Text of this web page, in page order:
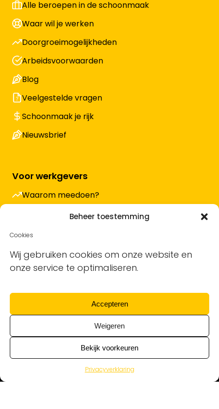
Beheer toestemming
Cookies
Wij gebruiken cookies om onze website en
onze service te optimaliseren.
Accepteren
Weigeren
Bekijk voorkeuren
Privacyverklaring
Alle beroepen in de schoonmaak
Waar wil je werken
Doorgroeimogelijkheden
Arbeidsvoorwaarden
Blog
Veelgestelde vragen
Schoonmaak je rijk
Nieuwsbrief
Voor werkgevers
Waarom meedoen?
Hoe werkt het en wat kost het?
Vacature plaatsen
Sollicitanten ontvangen
Blog